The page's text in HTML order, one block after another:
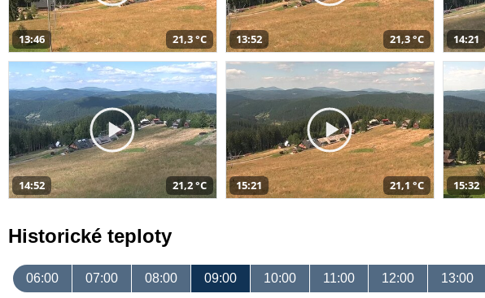
13:46 21,3 °C 13:52 21,3 °C 14:21
14:52 21,2 °C 15:21 21,1 °C 15:32
Historické teploty
06:00 07:00 08:00 09:00 10:00 11:00 12:00 13:00